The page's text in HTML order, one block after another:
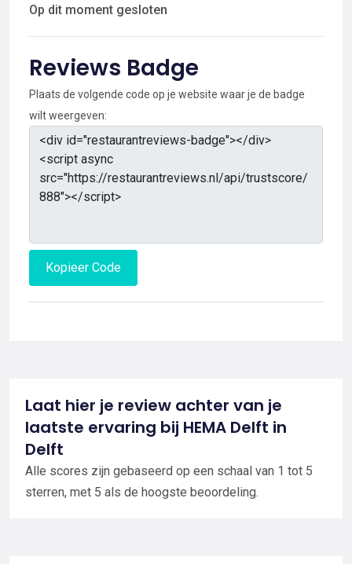
Op dit moment gesloten
Reviews Badge
Plaats de volgende code op je website waar je de badge
wilt weergeven:
Kopieer Code
Laat hier je review achter van je
laatste ervaring bij HEMA Delft in
Delft
Alle scores zijn gebaseerd op een schaal van 1 tot 5
sterren, met 5 als de hoogste beoordeling.